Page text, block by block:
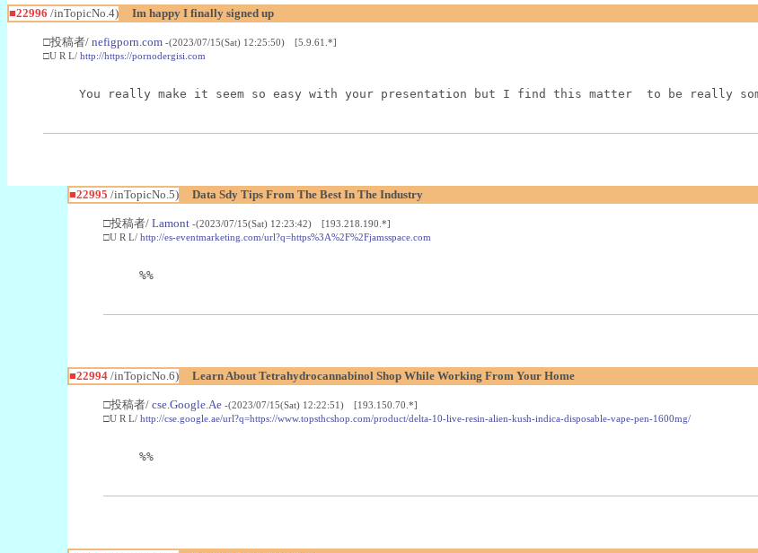
■22996 /inTopicNo.4) Im happy I finally signed up
□投稿者/ nefigporn.com -(2023/07/15(Sat) 12:25:50) [5.9.61.*]
□U R L/ http://https://pornodergisi.com
You really make it seem so easy with your presentation but I find this matter  to be really
■22995 /inTopicNo.5) Data Sdy Tips From The Best In The Industry
□投稿者/ Lamont -(2023/07/15(Sat) 12:23:42) [193.218.190.*]
□U R L/ http://es-eventmarketing.com/url?q=https%3A%2F%2Fjamsspace.com
%%
■22994/inTopicNo.6) Learn About Tetrahydrocannabinol Shop While Working From Your Home
□投稿者/ cse.Google.Ae -(2023/07/15(Sat) 12:22:51) [193.150.70.*]
□U R L/ http://cse.google.ae/url?q=https://www.topsthcshop.com/product/delta-10-live-resin-alien-kush-indica-disposable-vape-pen-1600mg/
%%